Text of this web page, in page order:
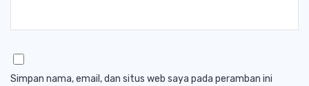
Simpan nama, email, dan situs web saya pada peramban ini